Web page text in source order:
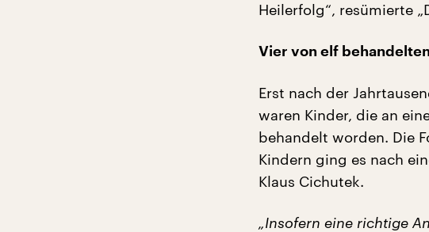
Heilerfolg“, resümierte
Vier von elf
Erst nach der
waren Kinder, die an
behandelt worden. Die
Kindern ging es nach
Klaus Cichutek.
„Insofern eine richtige